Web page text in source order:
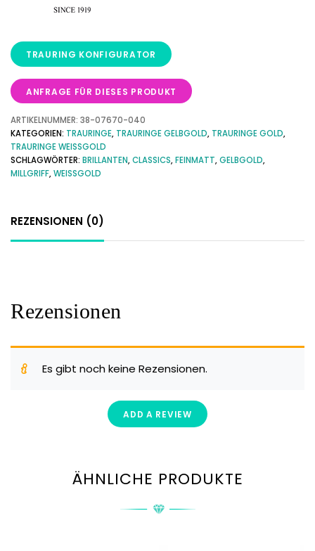
ANFRAGE FÜR DIESES PRODUKT
ARTIKELNUMMER: 38-07670-040
KATEGORIEN: TRAURINGE, TRAURINGE GELBGOLD, TRAURINGE GOLD,
TRAURINGE WEISSGOLD
SCHLAGWÖRTER: BRILLANTEN,CLASSICS,FEINMATT,GELBGOLD,
MILLGRIFF,WEISSGOLD
REZENSIONEN (0)
Rezensionen
Es gibt noch keine Rezensionen.
ADD A REVIEW
ÄHNLICHE PRODUKTE